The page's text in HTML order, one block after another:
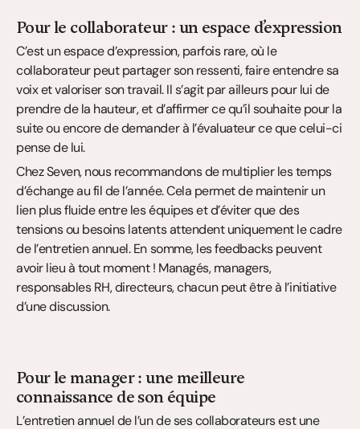
Pour le collaborateur : un espace d’expression
C’est un espace d’expression, parfois rare, où le
collaborateur peut partager son ressenti, faire entendre sa
voix et valoriser son travail. Il s’agit par ailleurs pour lui de
prendre de la hauteur, et d’affirmer ce qu’il souhaite pour la
suite ou encore de demander à l’évaluateur ce que celui-ci
pense de lui.
Chez Seven, nous recommandons de multiplier les temps
d’échange au fil de l’année. Cela permet de maintenir un
lien plus fluide entre les équipes et d’éviter que des
tensions ou besoins latents attendent uniquement le cadre
de l’entretien annuel. En somme, les feedbacks peuvent
avoir lieu à tout moment ! Managés, managers,
responsables RH, directeurs, chacun peut être à l’initiative
d’une discussion.
Pour le manager : une meilleure
connaissance de son équipe
L’entretien annuel de l’un de ses collaborateurs est une